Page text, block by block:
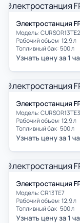
Электростанция
Модель:
Рабочий объем: 12,9 л
Топливный бак: 500 л
Узнать цену за 1
Электростанция
Модель:
Рабочий объем: 12,9 л
Топливный бак: 500 л
Узнать цену за 1
Электростанция
Модель: СR13TE7
Рабочий объем: 12,9 л
Топливный бак: 500 л
Узнать цену за 1